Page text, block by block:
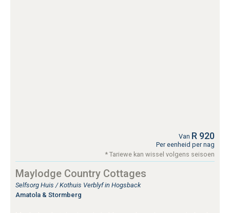
Van R 920
Per eenheid per nag
* Tariewe kan wissel volgens seisoen
Maylodge Country Cottages
Selfsorg Huis / Kothuis Verblyf in Hogsback
Amatola & Stormberg